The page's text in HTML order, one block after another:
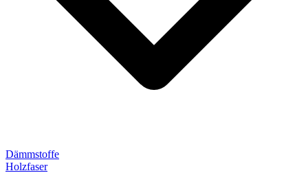
Dämmstoffe
Holzfaser